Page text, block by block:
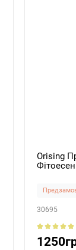
Orising
30695